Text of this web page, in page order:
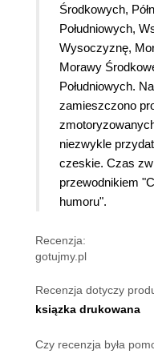
Środkowych,
Południowych,
Wysoczyznę,
Morawy
Południowych.
zamieszczono
niezwykle
czeskie. Czas
przewodnikiem
humoru".
Recenzja:
gotujmy.pl
Recenzja dotyczy
ksiązka drukowana
Czy recenzja była